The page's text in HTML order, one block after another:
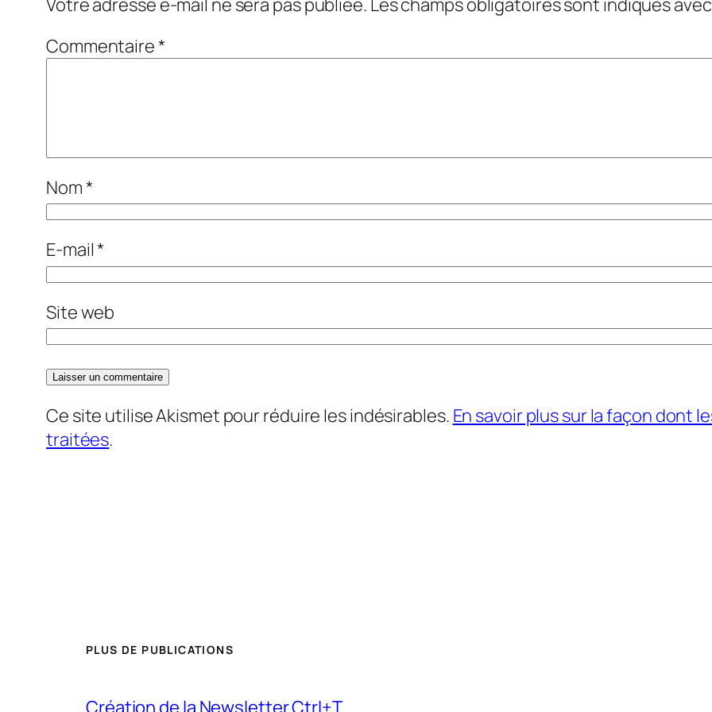
Commentaire*
Nom*
E-mail*
Site web
Ce site utilise Akismet pour réduire les indésirables. En savoir plus sur la façon dont
traitées.
PLUS DE PUBLICATIONS